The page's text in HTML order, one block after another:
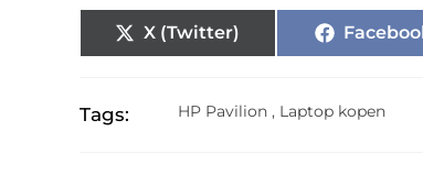
X (Twitter)
Tags: HP Pavilion, Laptop kopen